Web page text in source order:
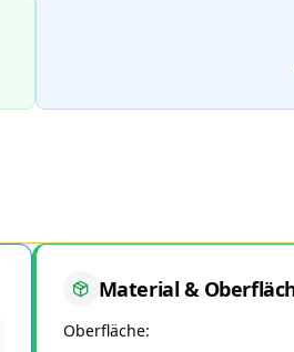
Material &
Oberfläche